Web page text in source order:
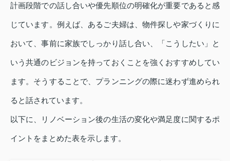
計画段階での話し合いや優先順位の明確化が重要であると感
じています。例えば、あるご夫婦は、物件探しや家づくりに
おいて、事前に家族でしっかり話し合い、「こうしたい」と
いう共通のビジョンを持っておくことを強くおすすめしてい
ます。そうすることで、プランニングの際に迷わず進められ
ると話されています。
以下に、リノベーション後の生活の変化や満足度に関するポ
イントをまとめた表を示します。